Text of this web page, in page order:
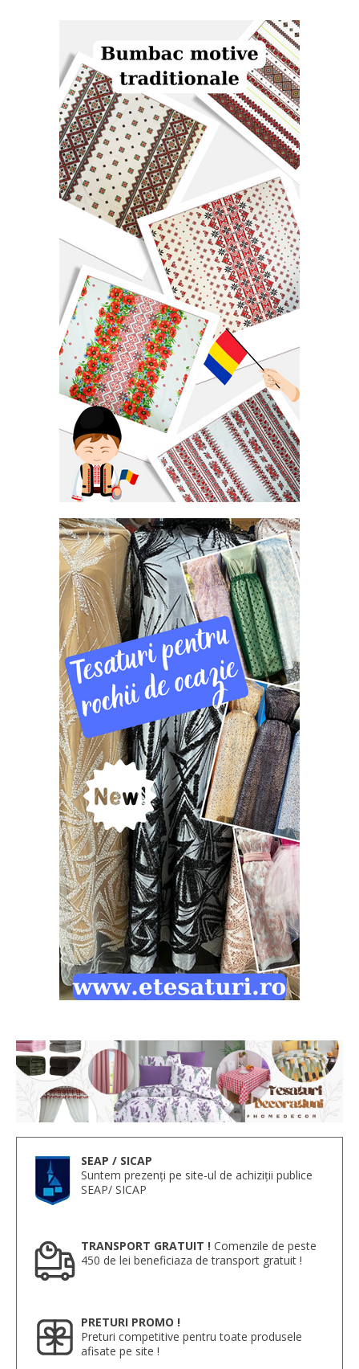
SEAP / SICAP
Suntem prezenți pe site-ul de achiziții publice
SEAP/ SICAP
TRANSPORT GRATUIT ! Comenzile de peste
450 de lei beneficiaza de transport gratuit !
PRETURI PROMO !
Preturi competitive pentru toate produsele
afisate pe site !